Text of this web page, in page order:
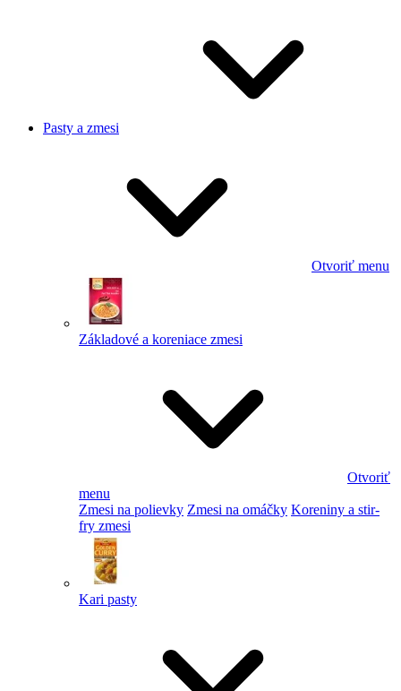
Pasty a zmesi
Otvoriť menu
Základové a koreniace zmesi
Otvoriť
menu
Zmesi na polievky Zmesi na omáčky Koreniny a stir-
fry zmesi
Kari pasty